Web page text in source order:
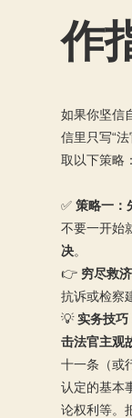
作
如果你坚信
信里只写“
取以下策略：
✅ 策略一：
不要一开始
决。
👉 穷尽救
抗诉或检察
💡实务技巧
击法官主观
十一条（或
认定的基本
论权利等。